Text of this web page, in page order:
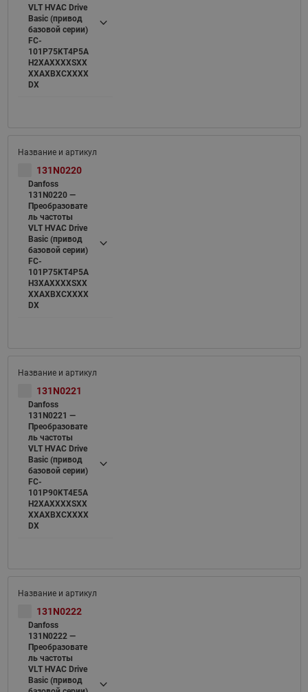
VLT HVAC Drive
Basic (привод
базовой серии)
FC-
101P75KT4P5A
H2XAXXXXSXX
XXAXBXCXXXX
DX
131N0220
Danfoss
131N0220 —
Преобразовате
ль частоты
VLT HVAC Drive
Basic (привод
базовой серии)
FC-
101P75KT4P5A
H3XAXXXXSXX
XXAXBXCXXXX
DX
131N0221
Danfoss
131N0221 —
Преобразовате
ль частоты
VLT HVAC Drive
Basic (привод
базовой серии)
FC-
101P90KT4E5A
H2XAXXXXSXX
XXAXBXCXXXX
DX
131N0222
Danfoss
131N0222 —
Преобразовате
ль частоты
VLT HVAC Drive
Basic (привод